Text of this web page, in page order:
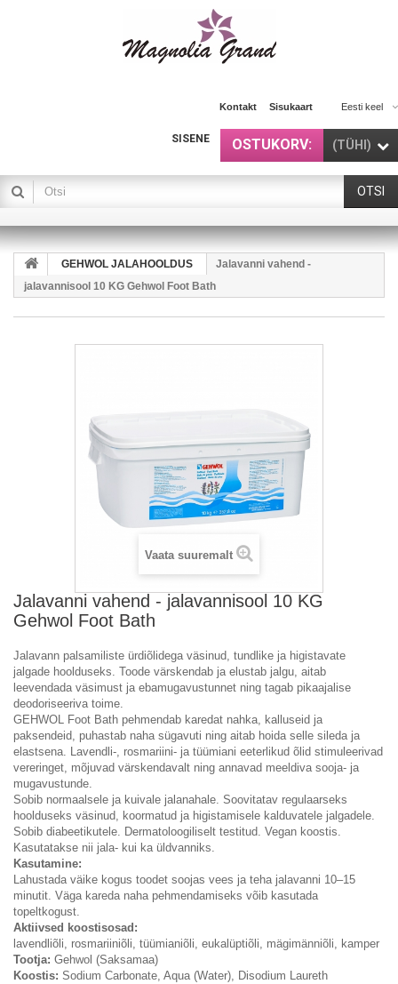
Eesti keel
Kontakt Sisukaart
OSTUKORV: (TÜHI)
SISENE
OTSI
GEHWOL JALAHOOLDUS
Jalavanni vahend -
jalavannisool 10 KG Gehwol Foot Bath
Vaata suuremalt
Jalavanni vahend - jalavannisool 10 KG
Gehwol Foot Bath
Jalavann palsamiliste ürdiõlidega väsinud, tundlike ja higistavate
jalgade hoolduseks. Toode värskendab ja elustab jalgu, aitab
leevendada väsimust ja ebamugavustunnet ning tagab pikaajalise
deodoriseeriva toime.
GEHWOL Foot Bath pehmendab karedat nahka, kalluseid ja
paksendeid, puhastab naha sügavuti ning aitab hoida selle sileda ja
elastsena. Lavendli-, rosmariini- ja tüümiani eeterlikud õlid stimuleerivad
vereringet, mõjuvad värskendavalt ning annavad meeldiva sooja- ja
mugavustunde.
Sobib normaalsele ja kuivale jalanahale. Soovitatav regulaarseks
hoolduseks väsinud, koormatud ja higistamisele kalduvatele jalgadele.
Sobib diabeetikutele. Dermatoloogiliselt testitud. Vegan koostis.
Kasutatakse nii jala- kui ka üldvanniks.
Kasutamine:
Lahustada väike kogus toodet soojas vees ja teha jalavanni 10–15
minutit. Väga kareda naha pehmendamiseks võib kasutada
topeltkogust.
Aktiivsed koostisosad:
lavendliõli, rosmariiniõli, tüümianiõli, eukalüptiõli, mägimänniõli, kamper
Tootja: Gehwol (Saksamaa)
Koostis: Sodium Carbonate, Aqua (Water), Disodium Laureth